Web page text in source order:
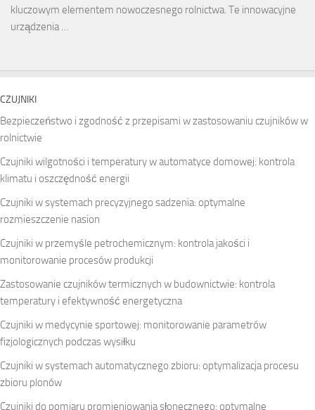
kluczowym elementem nowoczesnego rolnictwa. Te innowacyjne
urządzenia …
CZUJNIKI
Bezpieczeństwo i zgodność z przepisami w zastosowaniu czujników w
rolnictwie
Czujniki wilgotności i temperatury w automatyce domowej: kontrola
klimatu i oszczędność energii
Czujniki w systemach precyzyjnego sadzenia: optymalne
rozmieszczenie nasion
Czujniki w przemyśle petrochemicznym: kontrola jakości i
monitorowanie procesów produkcji
Zastosowanie czujników termicznych w budownictwie: kontrola
temperatury i efektywność energetyczna
Czujniki w medycynie sportowej: monitorowanie parametrów
fizjologicznych podczas wysiłku
Czujniki w systemach automatycznego zbioru: optymalizacja procesu
zbioru plonów
Czujniki do pomiaru promieniowania słonecznego: optymalne